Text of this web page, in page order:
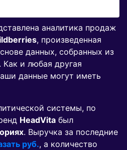
аналитика продаж
, произведенная
данных, собранных из
и любая другая
данные могут иметь
системы, по
HeadVita был
. Выручка за последние
руб., а количество